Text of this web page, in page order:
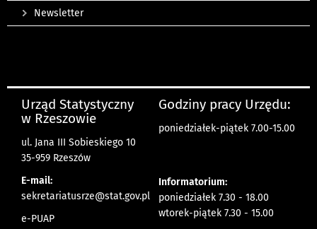
Newsletter
Urząd Statystyczny
w Rzeszowie
ul. Jana III Sobieskiego 10
35-959 Rzeszów
E-mail:
sekretariatusrze@stat.gov.pl
e-PUAP
Godziny pracy Urzędu:
poniedziałek-piątek 7.00-15.00
Informatorium:
poniedziałek 7.30 - 18.00
wtorek-piątek 7.30 - 15.00